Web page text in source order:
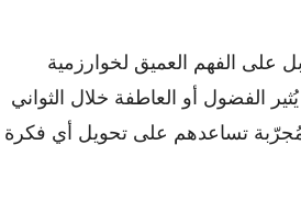
على الفهم العميق لخوارزمية
الفضول أو العاطفة خلال الثواني
مُجرّبة تساعدهم على تحويل أي فكرة